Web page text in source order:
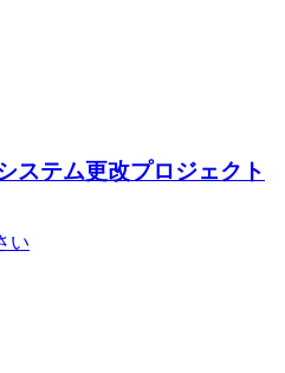
ステム更改プロジェクト
い